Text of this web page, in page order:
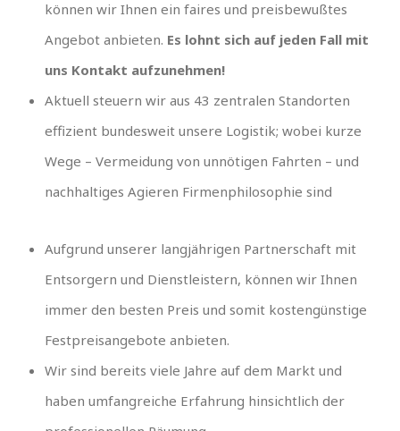
können wir Ihnen ein faires und preisbewußtes
Angebot anbieten. Es lohnt sich auf jeden Fall mit
uns Kontakt aufzunehmen!
Aktuell steuern wir aus 43 zentralen Standorten
effizient bundesweit unsere Logistik; wobei kurze
Wege – Vermeidung von unnötigen Fahrten – und
nachhaltiges Agieren Firmenphilosophie sind
Aufgrund unserer langjährigen Partnerschaft mit
Entsorgern und Dienstleistern, können wir Ihnen
immer den besten Preis und somit kostengünstige
Festpreisangebote anbieten.
Wir sind bereits viele Jahre auf dem Markt und
haben umfangreiche Erfahrung hinsichtlich der